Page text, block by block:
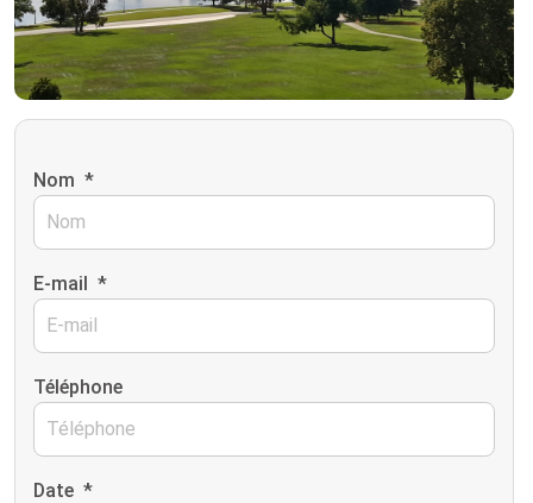
Nom *
E-mail *
Téléphone
Date *